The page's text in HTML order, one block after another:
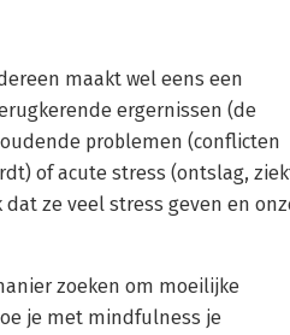
maakt wel eens een
ergernissen (de
problemen (conflicten
of acute stress (ontslag,
ze veel stress geven en
zoeken om moeilijke
je met mindfulness je